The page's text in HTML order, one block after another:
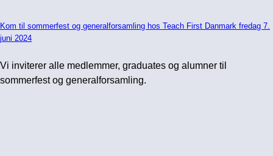
Kom til sommerfest og generalforsamling hos Teach First Danmark fredag 7.
juni 2024
Vi inviterer alle medlemmer, graduates og alumner til
sommerfest og generalforsamling.